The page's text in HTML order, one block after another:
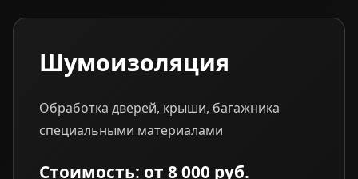
Шумоизоляция
Обработка дверей, крыши, багажника
специальными материалами
Стоимость: от 8 000 руб.